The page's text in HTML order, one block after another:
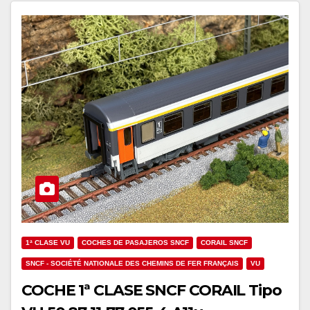
1ª CLASE VU COCHES DE PASAJEROS SNCF CORAIL SNCF
SNCF - SOCIÉTÉ NATIONALE DES CHEMINS DE FER FRANÇAIS VU
COCHE 1ª CLASE SNCF CORAIL Tipo